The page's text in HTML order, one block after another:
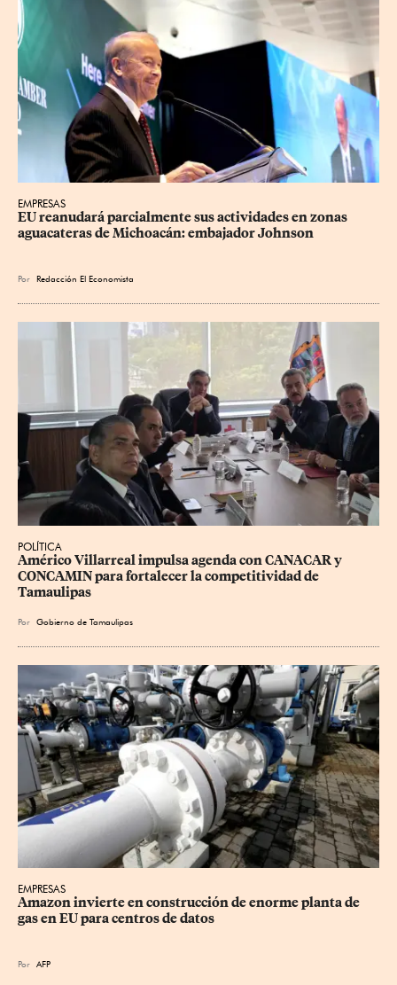
EMPRESAS
EU reanudará parcialmente sus actividades en zonas
aguacateras de Michoacán: embajador Johnson
Por Redacción El Economista
POLÍTICA
Américo Villarreal impulsa agenda con CANACAR y
CONCAMIN para fortalecer la competitividad de
Tamaulipas
Por Gobierno de Tamaulipas
EMPRESAS
Amazon invierte en construcción de enorme planta de
gas en EU para centros de datos
Por AFP